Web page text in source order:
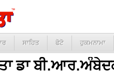
ਸਾਹਿਤ ਫੋਟੋ ਹੁਕਮਨਾਮਾ
ਡਾ